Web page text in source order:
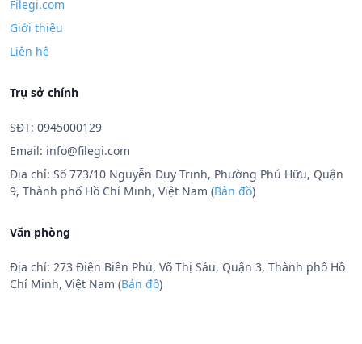
Filegi.com
Giới thiệu
Liên hệ
Trụ sở chính
SĐT: 0945000129
Email: info@filegi.com
Địa chỉ: Số 773/10 Nguyễn Duy Trinh, Phường Phú Hữu, Quận
9, Thành phố Hồ Chí Minh, Việt Nam (Bản đồ)
Văn phòng
Địa chỉ: 273 Điện Biên Phủ, Võ Thị Sáu, Quận 3, Thành phố Hồ
Chí Minh, Việt Nam (Bản đồ)